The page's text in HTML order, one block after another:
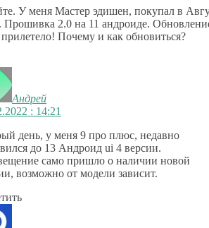
У меня Мастер эдишен, покупал в
Прошивка 2.0 на 11 андроиде.
Почему и как обновиться?
Андрей
: 14:21
день, у меня 9 про плюс, недавно
до 13 Андроид ui 4 версии.
само пришло о наличии новой
возможно от модели зависит.